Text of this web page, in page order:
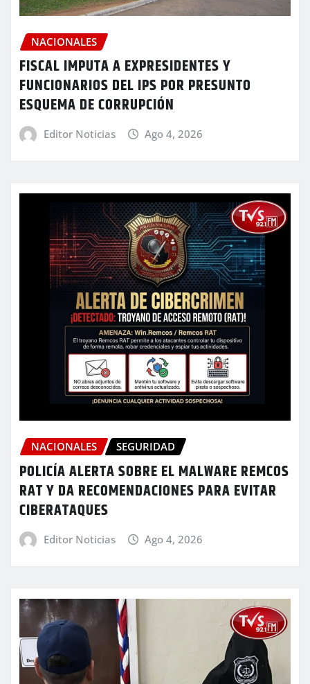
NACIONALES
FISCAL IMPUTA A EXPRESIDENTES Y
FUNCIONARIOS DEL IPS POR PRESUNTO
ESQUEMA DE CORRUPCIÓN
Editor Noticias Ago 4, 2026
NACIONALES SEGURIDAD
POLICÍA ALERTA SOBRE EL MALWARE REMCOS
RAT Y DA RECOMENDACIONES PARA EVITAR
CIBERATAQUES
Editor Noticias Ago 4, 2026